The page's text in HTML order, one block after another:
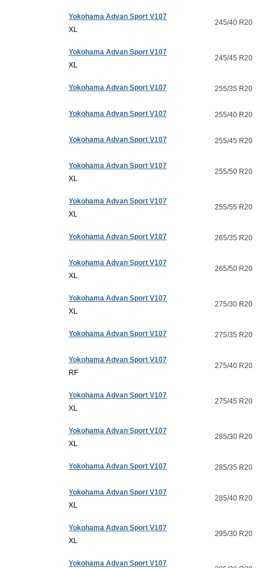
Yokohama Advan Sport V107
XL
245/40 R20
Yokohama Advan Sport V107
XL
245/45 R20
Yokohama Advan Sport V107 255/35 R20
Yokohama Advan Sport V107 255/40 R20
Yokohama Advan Sport V107 255/45 R20
Yokohama Advan Sport V107
XL
255/50 R20
Yokohama Advan Sport V107
XL
255/55 R20
Yokohama Advan Sport V107 265/35 R20
Yokohama Advan Sport V107
XL
265/50 R20
Yokohama Advan Sport V107
XL
275/30 R20
Yokohama Advan Sport V107 275/35 R20
Yokohama Advan Sport V107
RF
275/40 R20
Yokohama Advan Sport V107
XL
275/45 R20
Yokohama Advan Sport V107
XL
285/30 R20
Yokohama Advan Sport V107 285/35 R20
Yokohama Advan Sport V107
XL
285/40 R20
Yokohama Advan Sport V107
XL
295/30 R20
Yokohama Advan Sport V107